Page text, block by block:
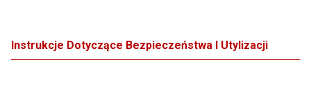
Instrukcje Dotyczące Bezpieczeństwa I Utylizacji